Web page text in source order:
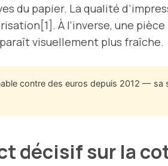
du papier. La qualité
À l’inverse, une
visuellement plus fraîche.
contre des euros depuis 2012 —
décisif sur la